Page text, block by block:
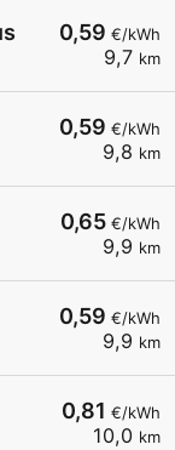
0,59 €/kWh
9,7 km
0,59 €/kWh
9,8 km
0,65 €/kWh
9,9 km
0,59 €/kWh
9,9 km
0,81 €/kWh
10,0 km